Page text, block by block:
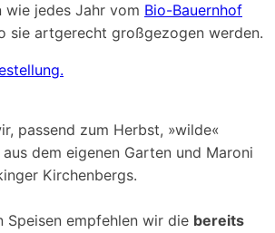
wie jedes Jahr vom Bio-Bauernhof
sie artgerecht großgezogen werden.
passend zum Herbst, »wilde«
dem eigenen Garten und Maroni
Kirchenbergs.
Speisen empfehlen wir die bereits